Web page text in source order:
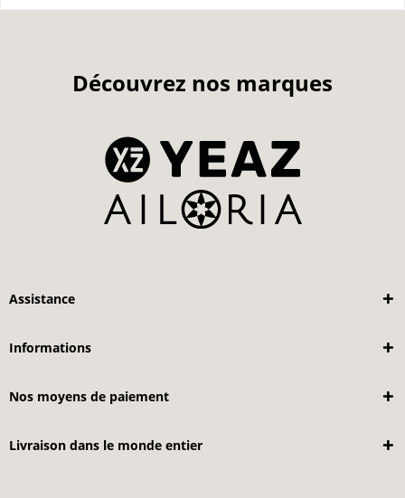
Découvrez nos marques
Assistance
Informations
Nos moyens de paiement
Livraison dans le monde entier